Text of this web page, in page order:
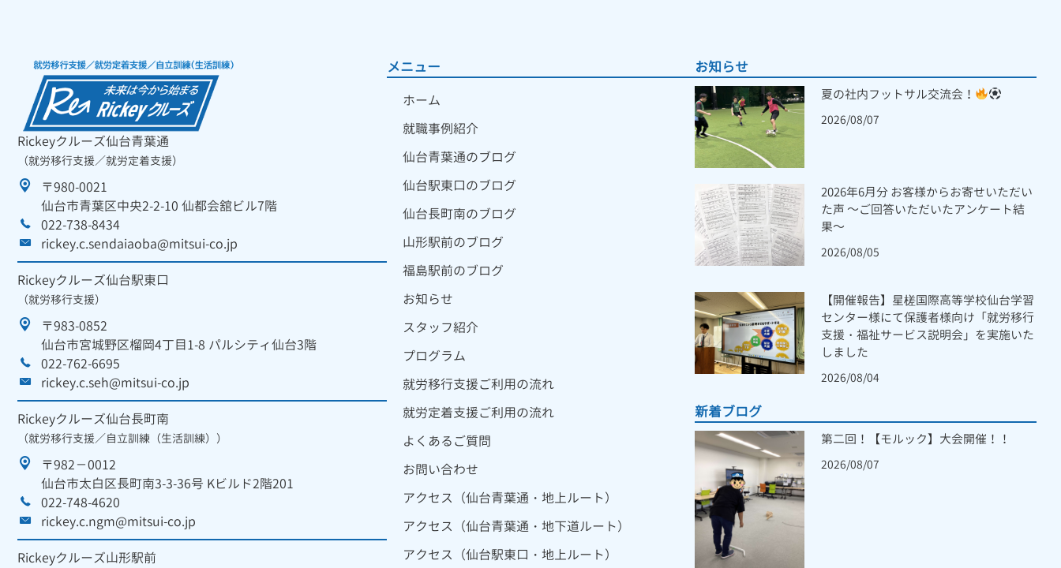
Rickeyクルーズ仙台青葉通
（就労移行支援／就労定着支援）
〒980-0021
仙台市青葉区中央2-2-10 仙都会舘ビル7階
022-738-8434
rickey.c.sendaiaoba@mitsui-co.jp
Rickeyクルーズ仙台駅東口
（就労移行支援）
〒983-0852
仙台市宮城野区榴岡4丁目1-8 パルシティ仙台3階
022-762-6695
rickey.c.seh@mitsui-co.jp
Rickeyクルーズ仙台長町南
（就労移行支援／自立訓練（生活訓練））
〒982－0012
仙台市太白区長町南3-3-36号 Kビルド2階201
022-748-4620
rickey.c.ngm@mitsui-co.jp
Rickeyクルーズ山形駅前
メニュー
ホーム
就職事例紹介
仙台青葉通のブログ
仙台駅東口のブログ
仙台長町南のブログ
山形駅前のブログ
福島駅前のブログ
お知らせ
スタッフ紹介
プログラム
就労移行支援ご利用の流れ
就労定着支援ご利用の流れ
よくあるご質問
お問い合わせ
アクセス（仙台青葉通・地上ルート）
アクセス（仙台青葉通・地下道ルート）
アクセス（仙台駅東口・地上ルート）
お知らせ
夏の社内フットサル交流会！
2026/08/07
2026年6月分 お客様からお寄せいただい
た声 ～ご回答いただいたアンケート結
果～
2026/08/05
【開催報告】星槎国際高等学校仙台学習
センター様にて保護者様向け「就労移行
支援・福祉サービス説明会」を実施いた
しました
2026/08/04
新着ブログ
第二回！【モルック】大会開催！！
2026/08/07